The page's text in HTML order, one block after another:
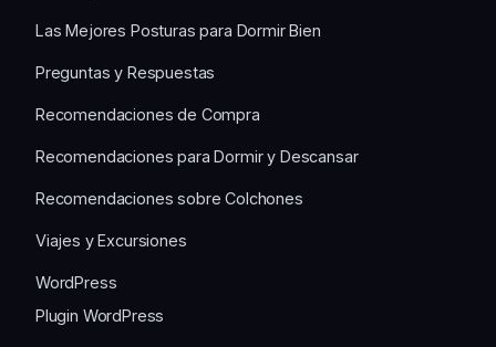
Las Mejores Posturas para Dormir Bien
Preguntas y Respuestas
Recomendaciones de Compra
Recomendaciones para Dormir y Descansar
Recomendaciones sobre Colchones
Viajes y Excursiones
WordPress
Plugin WordPress